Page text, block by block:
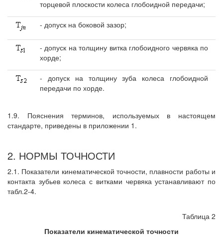
торцевой плоскости колеса глобоидной передачи;
- допуск на боковой зазор;
- допуск на толщину витка глобоидного червяка по
хорде;
- допуск на толщину зуба колеса глобоидной
передачи по хорде.
1.9. Пояснения терминов, используемых в настоящем
стандарте, приведены в приложении 1.
2. НОРМЫ ТОЧНОСТИ
2.1. Показатели кинематической точности, плавности работы и
контакта зубьев колеса с витками червяка устанавливают по
табл.2-4.
Таблица 2
Показатели кинематической точности